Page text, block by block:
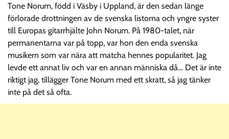
Tone Norum, född i Väsby i Uppland, är den sedan länge
förlorade drottningen av de svenska listorna och yngre syster
till Europas gitarrhjälte John Norum. På 1980-talet, när
permanentarna var på topp, var hon den enda svenska
musikern som var nära att matcha hennes popularitet. Jag
levde ett annat liv och var en annan människa då… Det är inte
riktigt jag, tillägger Tone Norum med ett skratt, så jag tänker
inte på det så ofta.